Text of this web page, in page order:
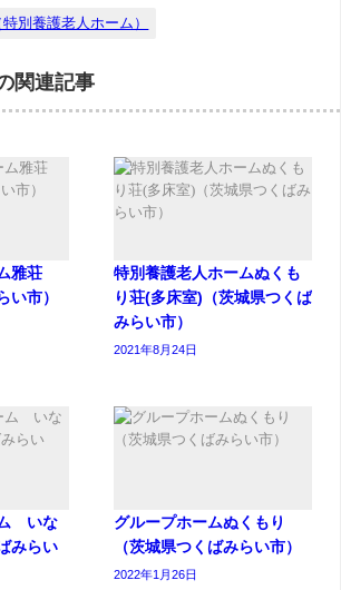
別養護老人ホーム）
関連記事
雅荘
い市）
特別養護老人ホームぬくも
り荘(多床室)（茨城県つくば
みらい市）
2021年8月24日
ム いな
みらい
グループホームぬくもり
（茨城県つくばみらい市）
2022年1月26日